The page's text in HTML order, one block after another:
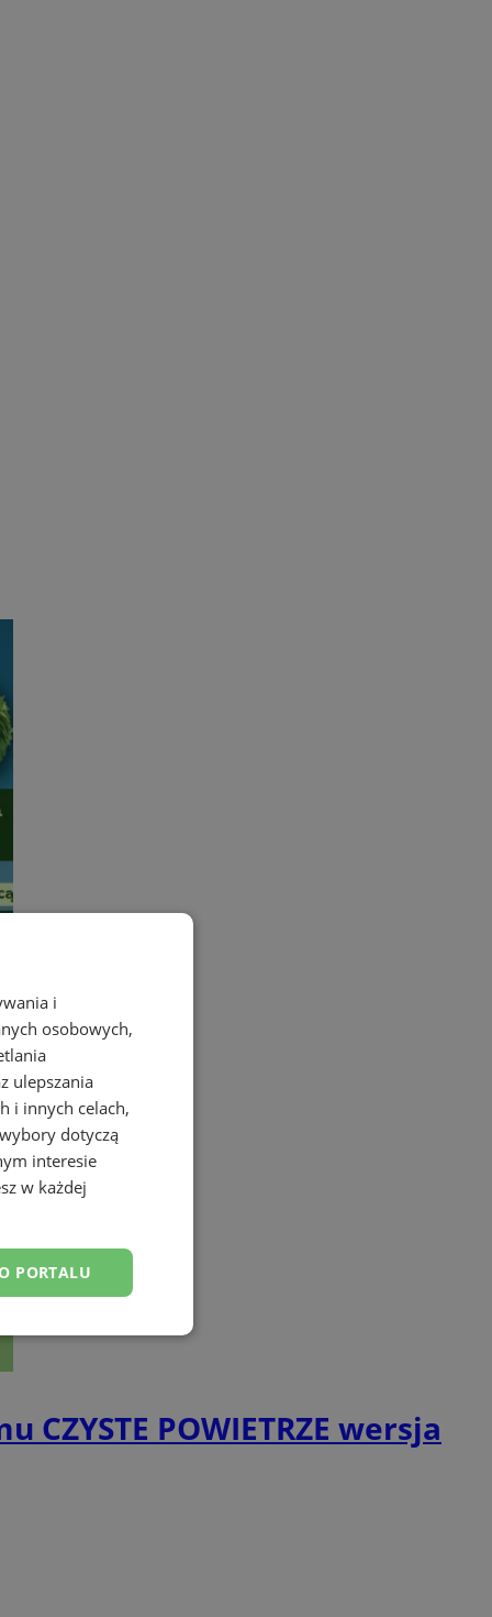
POWIETRZE wersja
i
osobowych,
ulepszania
i innych celach,
dotyczą
interesie
w każdej
PORTALU